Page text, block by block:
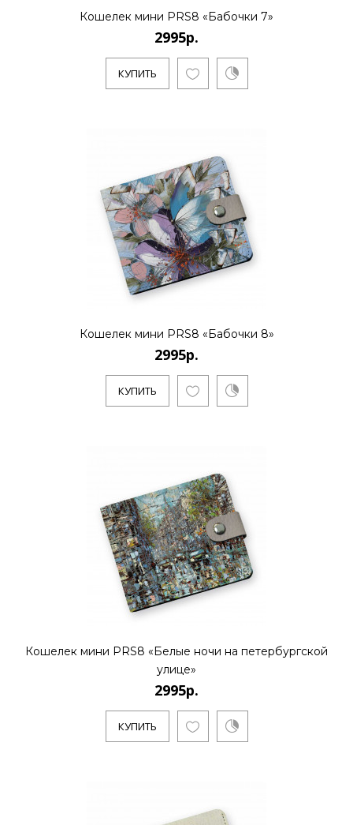
Кошелек мини PRS8 «Бабочки 7»
2995р.
КУПИТЬ
Кошелек мини PRS8 «Бабочки 8»
2995р.
КУПИТЬ
Кошелек мини PRS8 «Белые ночи на петербургской
улице»
2995р.
КУПИТЬ